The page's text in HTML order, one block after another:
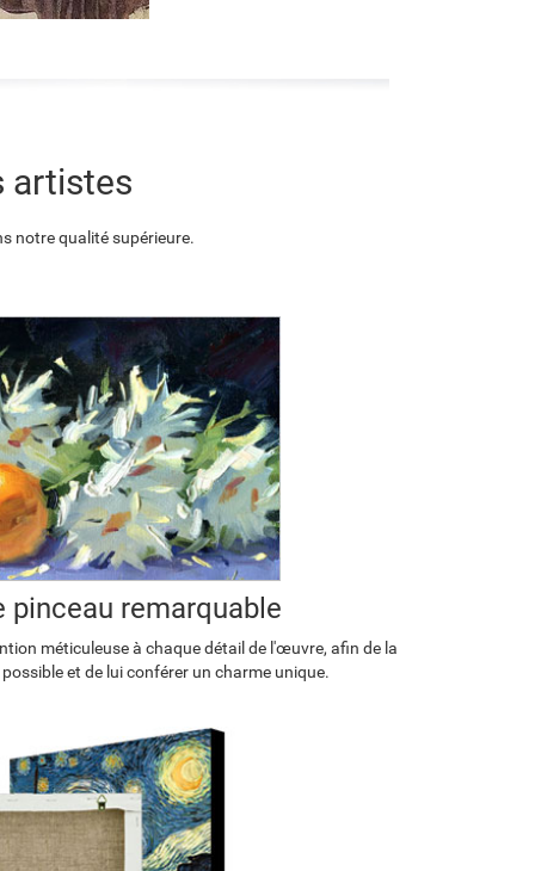
artistes
notre qualité supérieure.
pinceau remarquable
méticuleuse à chaque détail de l'œuvre, afin de la
et de lui conférer un charme unique.